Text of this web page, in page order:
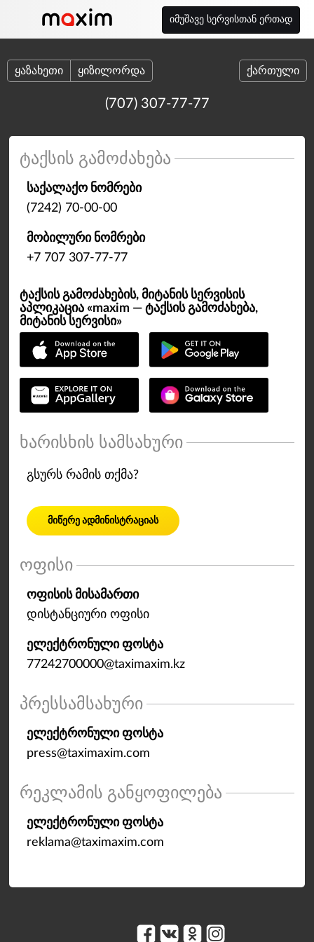
იმუშავე სერვისთან ერთად
ყაზახეთი ყიზილორდა
(707) 307-77-77
ქართული
ტაქსის გამოძახება
საქალაქო ნომრები
(7242) 70-00-00
მობილური ნომრები
+7 707 307-77-77
ტაქსის გამოძახების, მიტანის სერვისის
აპლიკაცია «maxim — ტაქსის გამოძახება,
მიტანის სერვისი»
ხარისხის სამსახური
გსურს რამის თქმა?
მიწერე ადმინისტრაციას
ოფისი
ოფისის მისამართი
დისტანციური ოფისი
ელექტრონული ფოსტა
77242700000@taximaxim.kz
პრესსამსახური
ელექტრონული ფოსტა
press@taximaxim.com
რეკლამის განყოფილება
ელექტრონული ფოსტა
reklama@taximaxim.com